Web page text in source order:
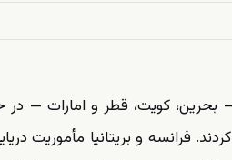
کویت، قطر و امارات — در